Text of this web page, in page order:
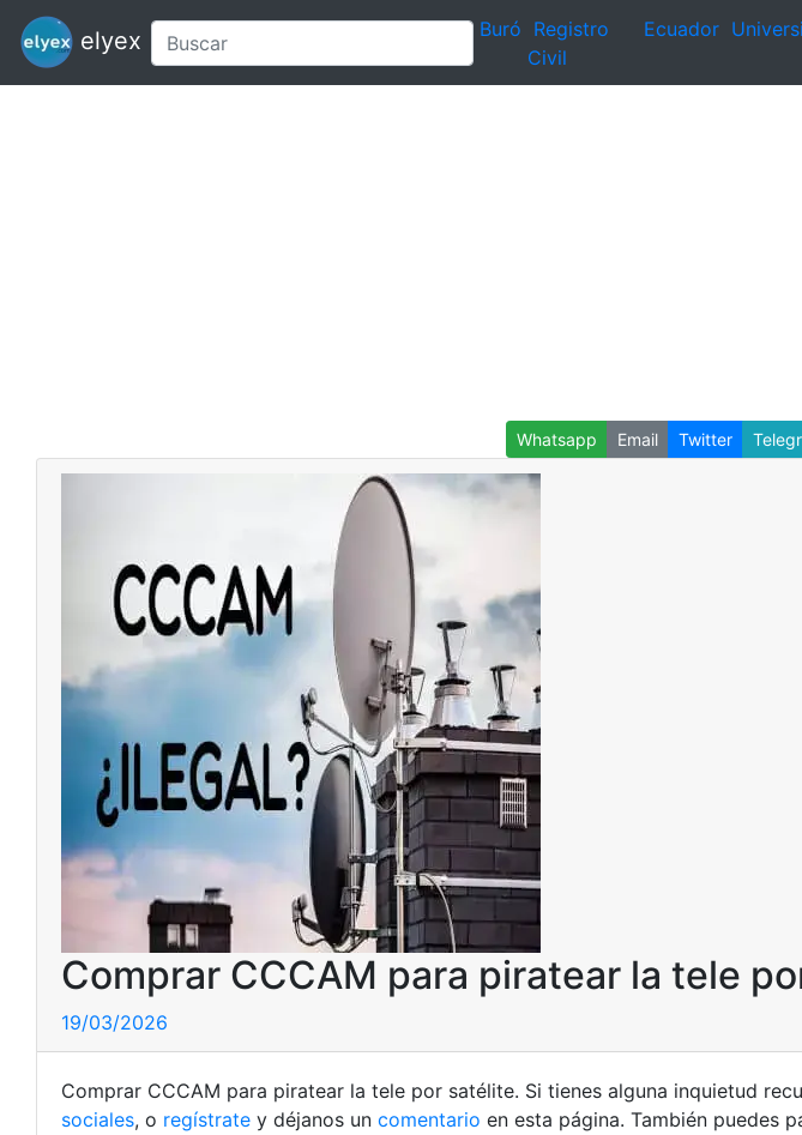
elyex Buró Registro
Civil
Ecuador
Whatsapp Email Twitter
Comprar CCCAM para piratear la tele
19/03/2026
Comprar CCCAM para piratear la tele por satélite. Si tienes alguna inquietud
sociales, o regístrate y déjanos un comentario en esta página. También puedes